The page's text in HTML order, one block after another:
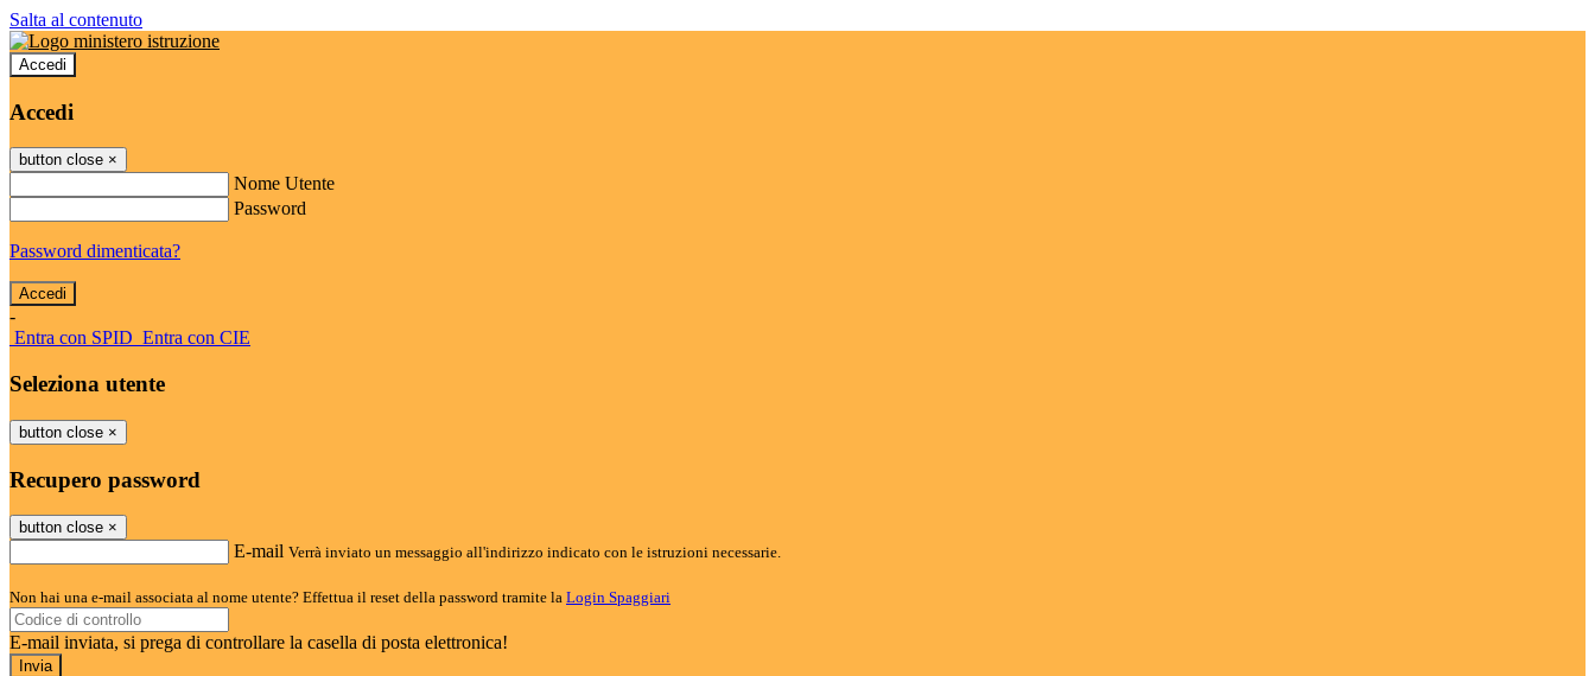
Salta al contenuto
Accedi
Accedi
button close ×
Nome Utente
Password
Password dimenticata?
-
Entra con SPID Entra con CIE
Seleziona utente
button close ×
Recupero password
button close ×
E-mail Verrà inviato un messaggio all'indirizzo indicato con le istruzioni necessarie.
Non hai una e-mail associata al nome utente? Effettua il reset della password tramite la Login Spaggiari
E-mail inviata, si prega di controllare la casella di posta elettronica!